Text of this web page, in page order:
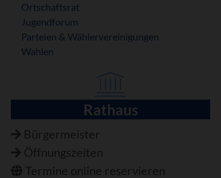
Ortschaftsrat
Jugendforum
Parteien & Wählervereinigungen
Wahlen
Rathaus
Bürgermeister
Öffnungszeiten
Termine online reservieren